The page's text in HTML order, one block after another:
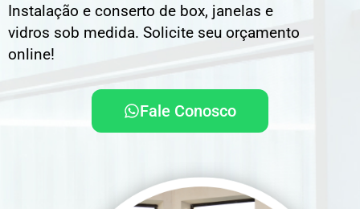
Instalação e conserto de box, janelas e
vidros sob medida. Solicite seu orçamento
online!
Fale Conosco